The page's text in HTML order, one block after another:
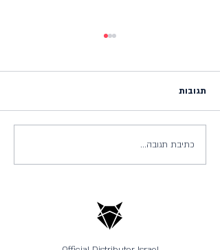
פסטיבל האופניים דמודיי -
Bike.il Demo Day
תגובות
כתיבת תגובה...